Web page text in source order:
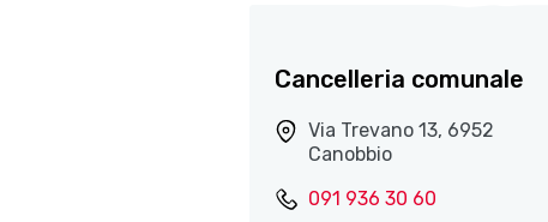
Cancelleria comunale
Via Trevano 13, 6952
Canobbio
091 936 30 60